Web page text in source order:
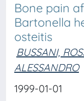
Bone pain
Bartonella
osteitis
BUSSANI,
ALESSANDRO
1999-01-01